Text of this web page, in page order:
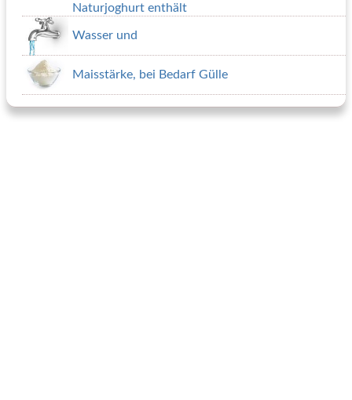
Naturjoghurt enthält
Wasser und
Maisstärke, bei Bedarf Gülle